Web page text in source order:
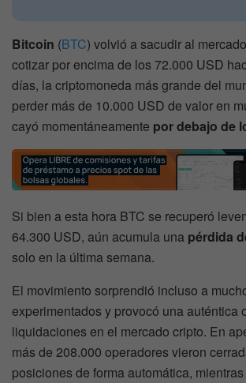
Bitcoin (BTC) volvió a sacudir al
cotizar por encima de los 72.000 USD
días, la criptomoneda más grande del
perder más de 10.000 USD de valor en
cayó momentáneamente por debajo de
Si bien a esta hora BTC se recuperó
64.300 USD, aún acumula una pérdida
solo en la última semana.
El movimiento sorprendió incluso a
experimentados y provocó una auténtica
liquidaciones en el mercado cripto. En
más de 208.000 operadores vieron
posiciones de forma automática, mientras